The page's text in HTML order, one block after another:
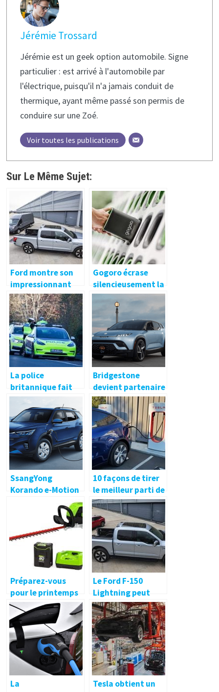
Jérémie Trossard
Jérémie est un geek option automobile. Signe
particulier : est arrivé à l'automobile par
l'électrique, puisqu'il n'a jamais conduit de
thermique, ayant même passé son permis de
conduire sur une Zoé.
Voir toutes les publications
Sur Le Même Sujet:
Ford montre son
impressionnant
chargement de
véhicule à véhicule
avec le F-150
Lightning
Gogoro écrase
silencieusement la
concurrence des
scooters
électriques
domestiques, et ce
n’est même pas
proche
La police
britannique fait
des courses
poursuite en Tesla
Model 3
Bridgestone
devient partenaire
de service Fisker
SsangYong
Korando e-Motion
Allemagne début
10 façons de tirer
le meilleur parti de
votre voiture
électrique lors
d’un voyage de
vacances
Préparez-vous
pour le printemps
avec ce
Greenworks Pro
80V 26-in. taille-
haie à 237 $, plus
dans les nouvelles
offres vertes
Le Ford F-150
Lightning peut
servir de borne de
recharge pour les
autres véhicules
électriques !
La
Tesla obtient un